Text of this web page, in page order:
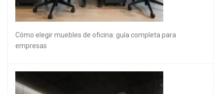
Cómo elegir muebles de oficina: guía completa para
empresas